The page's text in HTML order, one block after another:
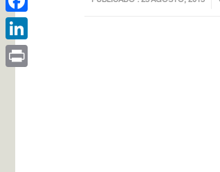
Facebook
LinkedIn